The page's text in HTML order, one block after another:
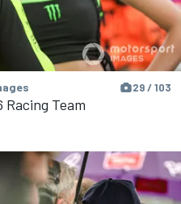
29 / 103
Racing Team